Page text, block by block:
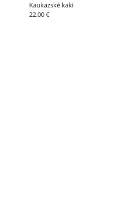
Kaukazské kaki
22.00 €